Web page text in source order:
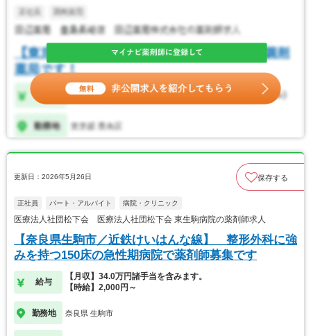
更新日：2026年5月26日 保存する
正社員 パート・アルバイト 病院・クリニック
医療法人社団松下会 医療法人社団松下会 東生駒病院の薬剤師求人
【奈良県生駒市／近鉄けいはんな線】 整形外科に強
みを持つ150床の急性期病院で薬剤師募集です
給与
【月収】34.0万円諸手当を含みます。
【時給】2,000円～
勤務地 奈良県 生駒市